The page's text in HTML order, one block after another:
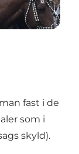
fast i de
som i
skyld).